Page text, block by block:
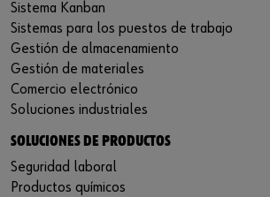
Sistema Kanban
Sistemas para los puestos de trabajo
Gestión de almacenamiento
Gestión de materiales
Comercio electrónico
Soluciones industriales
SOLUCIONES DE PRODUCTOS
Seguridad laboral
Productos químicos